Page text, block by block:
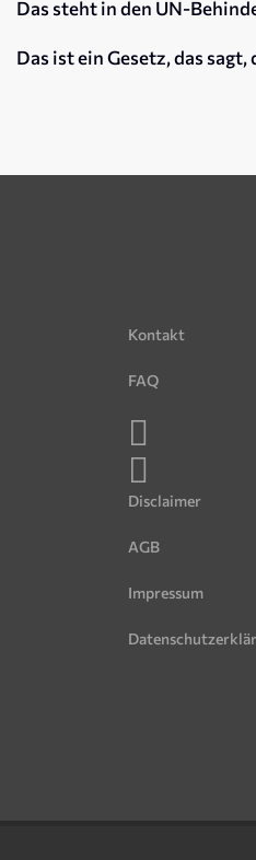
Das steht in den UN-
Das ist ein Gesetz, das
Kontakt
FAQ
Disclaimer
AGB
Impressum